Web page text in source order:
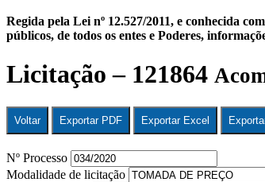
Regida pela Lei nº 12.527/2011, e conhecida
públicos, de todos os entes e Poderes,
Licitação – 121864
Voltar Exportar PDF Exportar Excel
Nº Processo
Modalidade de licitação